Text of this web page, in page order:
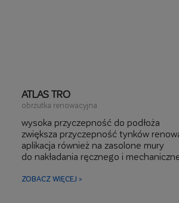
ATLAS TRO
obrzutka renowacyjna
wysoka przyczepność do podłoża
zwiększa przyczepność tynków
aplikacja również na zasolone mury
do nakładania ręcznego i
ZOBACZ WIĘCEJ >